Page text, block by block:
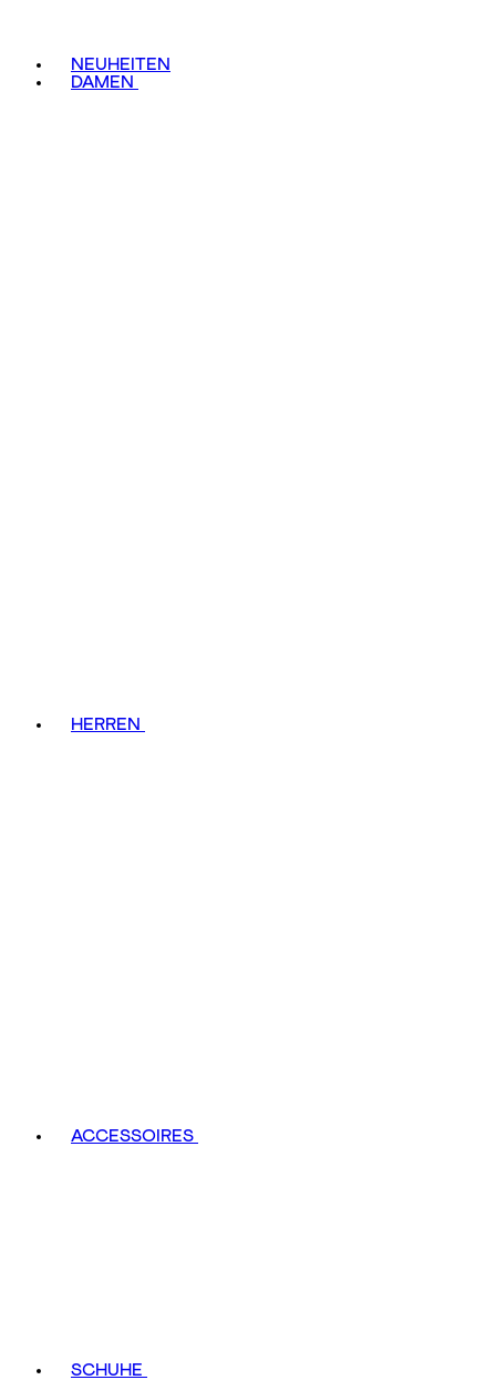
NEUHEITEN
DAMEN
HERREN
ACCESSOIRES
SCHUHE